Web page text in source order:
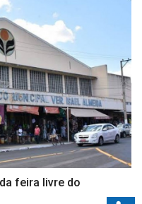
feira livre do